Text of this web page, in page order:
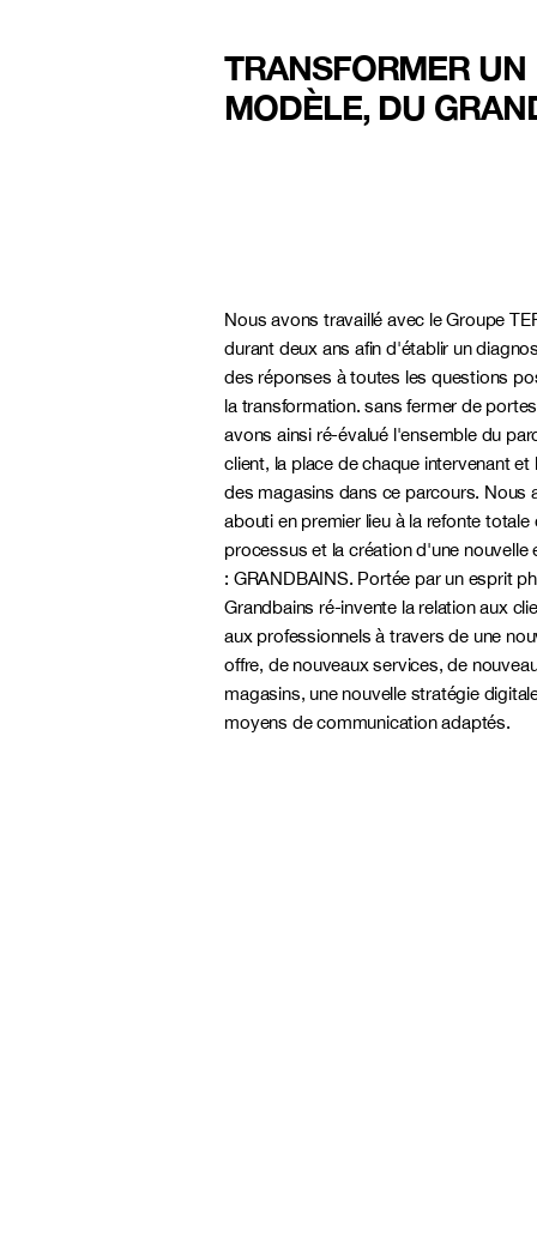
TRANSFORMER UN
MODÈLE, DU
Nous avons travaillé avec le Groupe
durant deux ans afin d'établir un
des réponses à toutes les questions
la transformation. sans fermer de
avons ainsi ré-évalué l'ensemble du
client, la place de chaque intervenant et
des magasins dans ce parcours. Nous
abouti en premier lieu à la refonte totale
processus et la création d'une nouvelle
: GRANDBAINS. Portée par un esprit
Grandbains ré-invente la relation aux
aux professionnels à travers de une
offre, de nouveaux services, de
magasins, une nouvelle stratégie
moyens de communication adaptés.